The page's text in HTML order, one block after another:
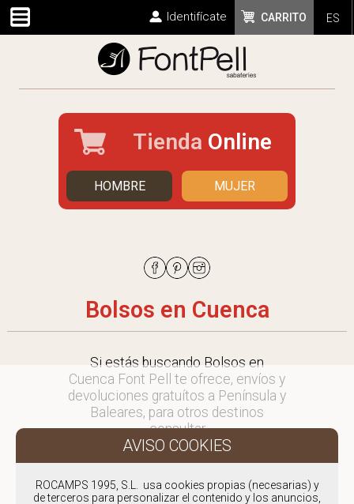
ES
CARRITO
Identifícate
Tienda Online
HOMBRE MUJER
Bolsos en Cuenca
Si estás buscando Bolsos en
Cuenca Font Pell te ofrece, envíos y
devoluciones gratuítos a Península y
Baleares, para otros destinos
consultar
en comercial@fontpell.com.
Los envíos a Cuenca gestionados
entre semana se entregarán en
ROCAMPS 1995, S.L. usa cookies propias (necesarias) y
de terceros para personalizar el contenido y los anuncios,